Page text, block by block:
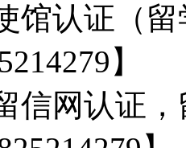
馆认证（
】
信网认证